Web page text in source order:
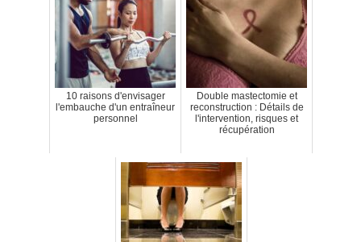
10 raisons d'envisager
l'embauche d'un entraîneur
personnel
Double mastectomie et
reconstruction : Détails de
l'intervention, risques et
récupération